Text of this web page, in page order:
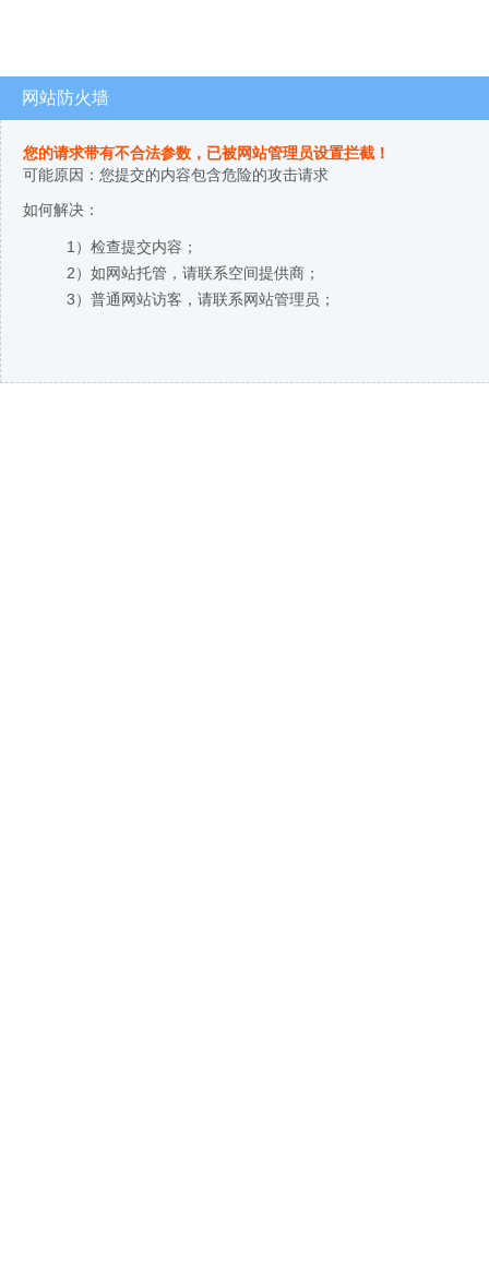
网站防火墙
您的请求带有不合法参数，已被网站管理员设置拦截！
可能原因：您提交的内容包含危险的攻击请求
如何解决：
1）检查提交内容；
2）如网站托管，请联系空间提供商；
3）普通网站访客，请联系网站管理员；